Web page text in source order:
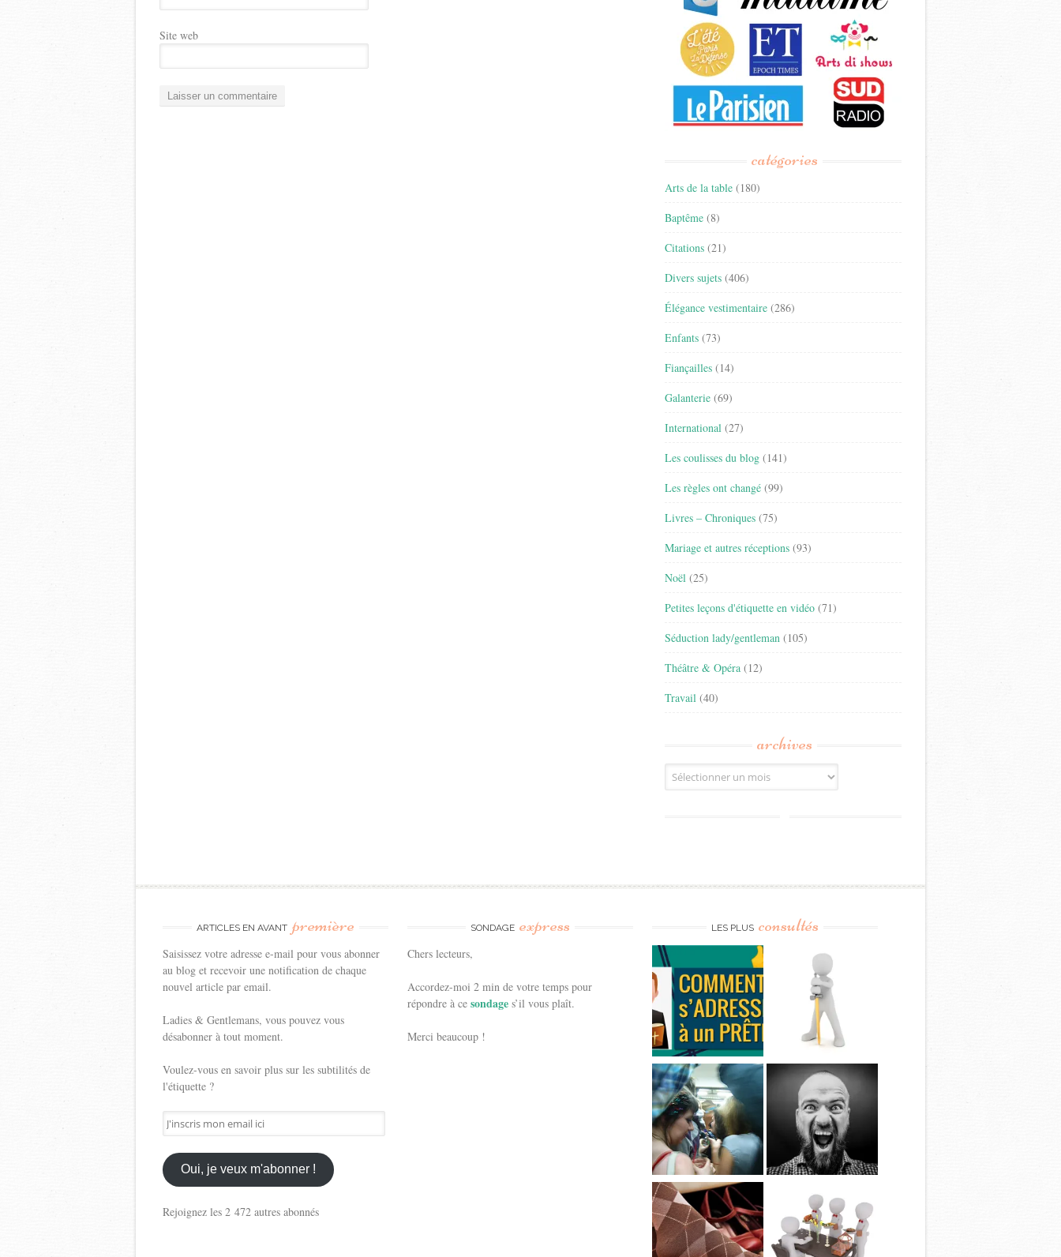
Site web
catégories
Arts de la table (180)
Baptême (8)
Citations (21)
Divers sujets (406)
Élégance vestimentaire (286)
Enfants (73)
Fiançailles (14)
Galanterie (69)
International (27)
Les coulisses du blog (141)
Les règles ont changé (99)
Livres – Chroniques (75)
Mariage et autres réceptions (93)
Noël (25)
Petites leçons d'étiquette en vidéo (71)
Séduction lady/gentleman (105)
Théâtre & Opéra (12)
Travail (40)
archives
Archives
ARTICLES EN AVANT première
Saisissez votre adresse e-mail pour vous abonner
au blog et recevoir une notification de chaque
nouvel article par email.
Ladies & Gentlemans, vous pouvez vous
désabonner à tout moment.
Voulez-vous en savoir plus sur les subtilités de
l'étiquette ?
J'inscris
mon
email
ici
Oui, je veux m'abonner !
Rejoignez les 2 472 autres abonnés
SONDAGE express
Chers lecteurs,
Accordez-moi 2 min de votre temps pour
répondre à cesondages’il vous plaît.
Merci beaucoup !
LES PLUS consultés